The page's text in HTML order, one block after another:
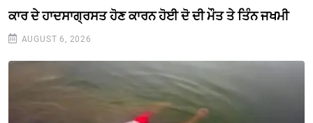
ਕਾਰ ਦੇ ਹਾਦਸਾਗ੍ਰਸਤ ਹੋਣ ਕਾਰਨ ਹੋਈ ਦੋ ਦੀ ਮੌਤ ਤੇ ਤਿੰਨ ਜਖਮੀ
AUGUST 6, 2026